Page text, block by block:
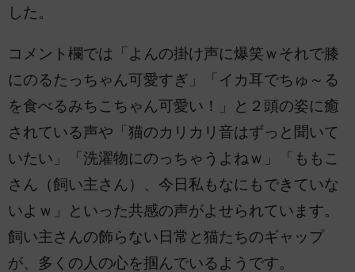
した。
コメント欄では「よんの掛け声に爆笑ｗそれで膝
にのるたっちゃん可愛すぎ」「イカ耳でちゅ～る
を食べるみちこちゃん可愛い！」と２頭の姿に癒
されている声や「猫のカリカリ音はずっと聞いて
いたい」「洗濯物にのっちゃうよねｗ」「ももこ
さん（飼い主さん）、今日私もなにもできていな
いよｗ」といった共感の声がよせられています。
飼い主さんの飾らない日常と猫たちのギャップ
が、多くの人の心を掴んでいるようです。